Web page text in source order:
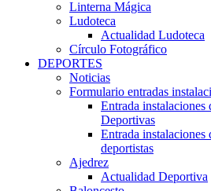
Linterna Mágica
Ludoteca
Actualidad Ludoteca
Círculo Fotográfico
DEPORTES
Noticias
Formulario entradas
Entrada instalaciones
Deportivas
Entrada instalaciones
deportistas
Ajedrez
Actualidad Deportiva